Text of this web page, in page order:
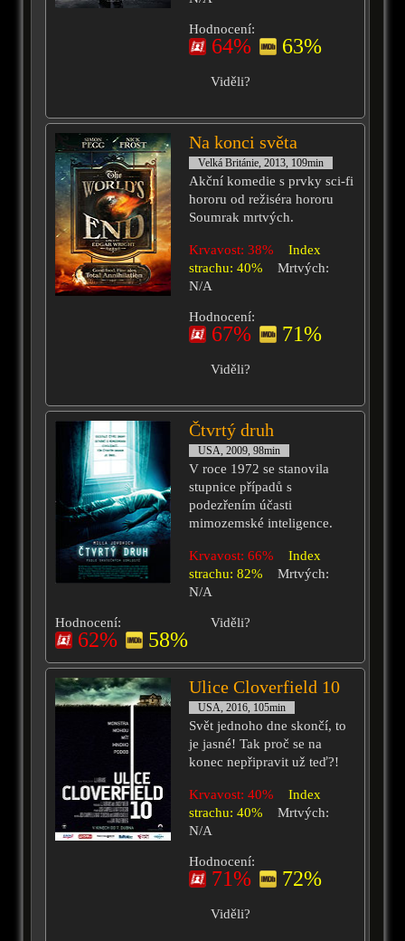
Hodnocení:
64% 63%
Viděli?
Na konci světa
Velká Británie, 2013, 109min
Akční komedie s prvky sci-fi
hororu od režiséra hororu
Soumrak mrtvých.
Krvavost: 38%
Index
strachu: 40%
Mrtvých:
N/A
Hodnocení:
67% 71%
Viděli?
Čtvrtý druh
USA, 2009, 98min
V roce 1972 se stanovila
stupnice případů s
podezřením účasti
mimozemské inteligence.
Krvavost: 66%
Index
strachu: 82%
Mrtvých:
N/A
Hodnocení:
62% 58%
Viděli?
Ulice Cloverfield 10
USA, 2016, 105min
Svět jednoho dne skončí, to
je jasné! Tak proč se na
konec nepřipravit už teď?!
Krvavost: 40%
Index
strachu: 40%
Mrtvých:
N/A
Hodnocení:
71% 72%
Viděli?